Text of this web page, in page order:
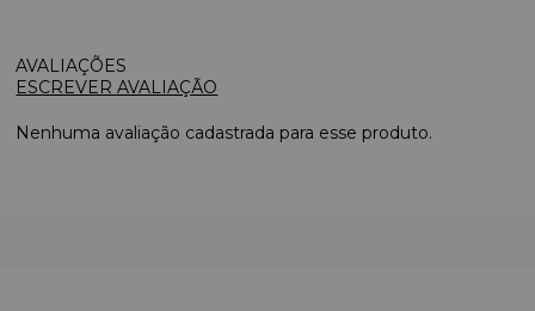
ESCREVER AVALIAÇÃO
Nenhuma avaliação cadastrada para esse produto.